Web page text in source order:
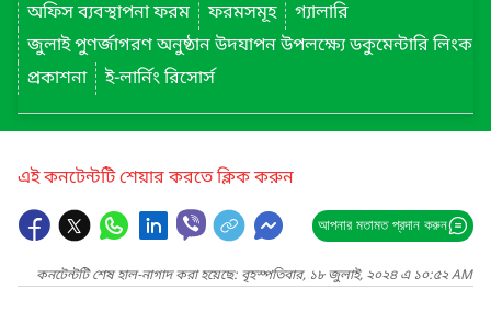
অফিস ব্যবস্থাপনা ফরম
ফরমসমূহ
গ্যালারি
জুলাই পুণর্জাগরণ অনুষ্ঠান উদযাপন উপলক্ষ্যে ডকুমেন্টারি লিংক
প্রকাশনা
ই-লার্নিং রিসোর্স
এই কনটেন্টটি শেয়ার করতে ক্লিক করুন
আপনার মতামত প্রদান করুন
কনটেন্টটি শেষ হাল-নাগাদ করা হয়েছে: বৃহস্পতিবার, ১৮ জুলাই, ২০২৪ এ ১০:৫২ AM